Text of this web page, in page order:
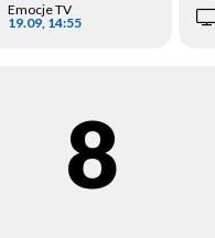
Emocje TV
19.09, 14:55
8